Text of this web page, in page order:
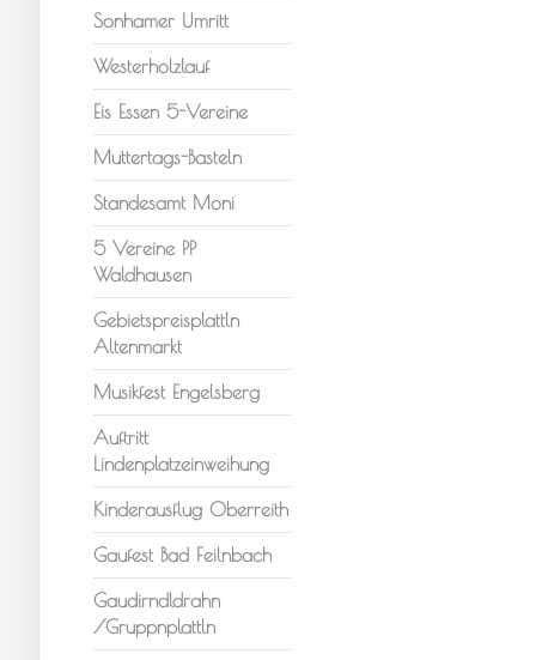
Sonhamer Umritt
Westerholzlauf
Eis Essen 5-Vereine
Muttertags-Basteln
Standesamt Moni
5 Vereine PP
Waldhausen
Gebietspreisplattln
Altenmarkt
Musikfest Engelsberg
Auftritt
Lindenplatzeinweihung
Kinderausflug Oberreith
Gaufest Bad Feilnbach
Gaudirndldrahn
/Gruppnplattln